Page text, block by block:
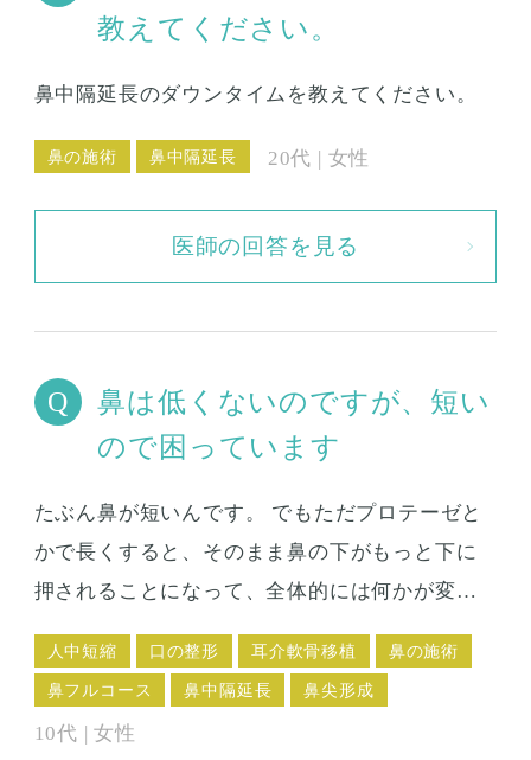
教えてください。
鼻中隔延長のダウンタイムを教えてください。
鼻の施術 鼻中隔延長 20代 | 女性
医師の回答を見る
鼻は低くないのですが、短い
ので困っています
たぶん鼻が短いんです。 でもただプロテーゼと
かで長くすると、そのまま鼻の下がもっと下に
押されることになって、全体的には何かが変に
なるような気がするんです。 いろんなやり方が
あると思うのですが、鼻を長くする手術にはど
んなものがありますか？ 診療科目にないメニュ
ーでも、必要なら組み合わせてやってもらえま
人中短縮 口の整形 耳介軟骨移植 鼻の施術
鼻フルコース 鼻中隔延長 鼻尖形成
10代 | 女性